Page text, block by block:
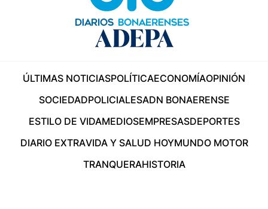
ÚLTIMAS NOTICIASPOLÍTICAECONOMÍAOPINIÓN
SOCIEDADPOLICIALESADN BONAERENSE
ESTILO DE VIDAMEDIOSEMPRESASDEPORTES
DIARIO EXTRAVIDA Y SALUD HOYMUNDO MOTOR
TRANQUERAHISTORIA